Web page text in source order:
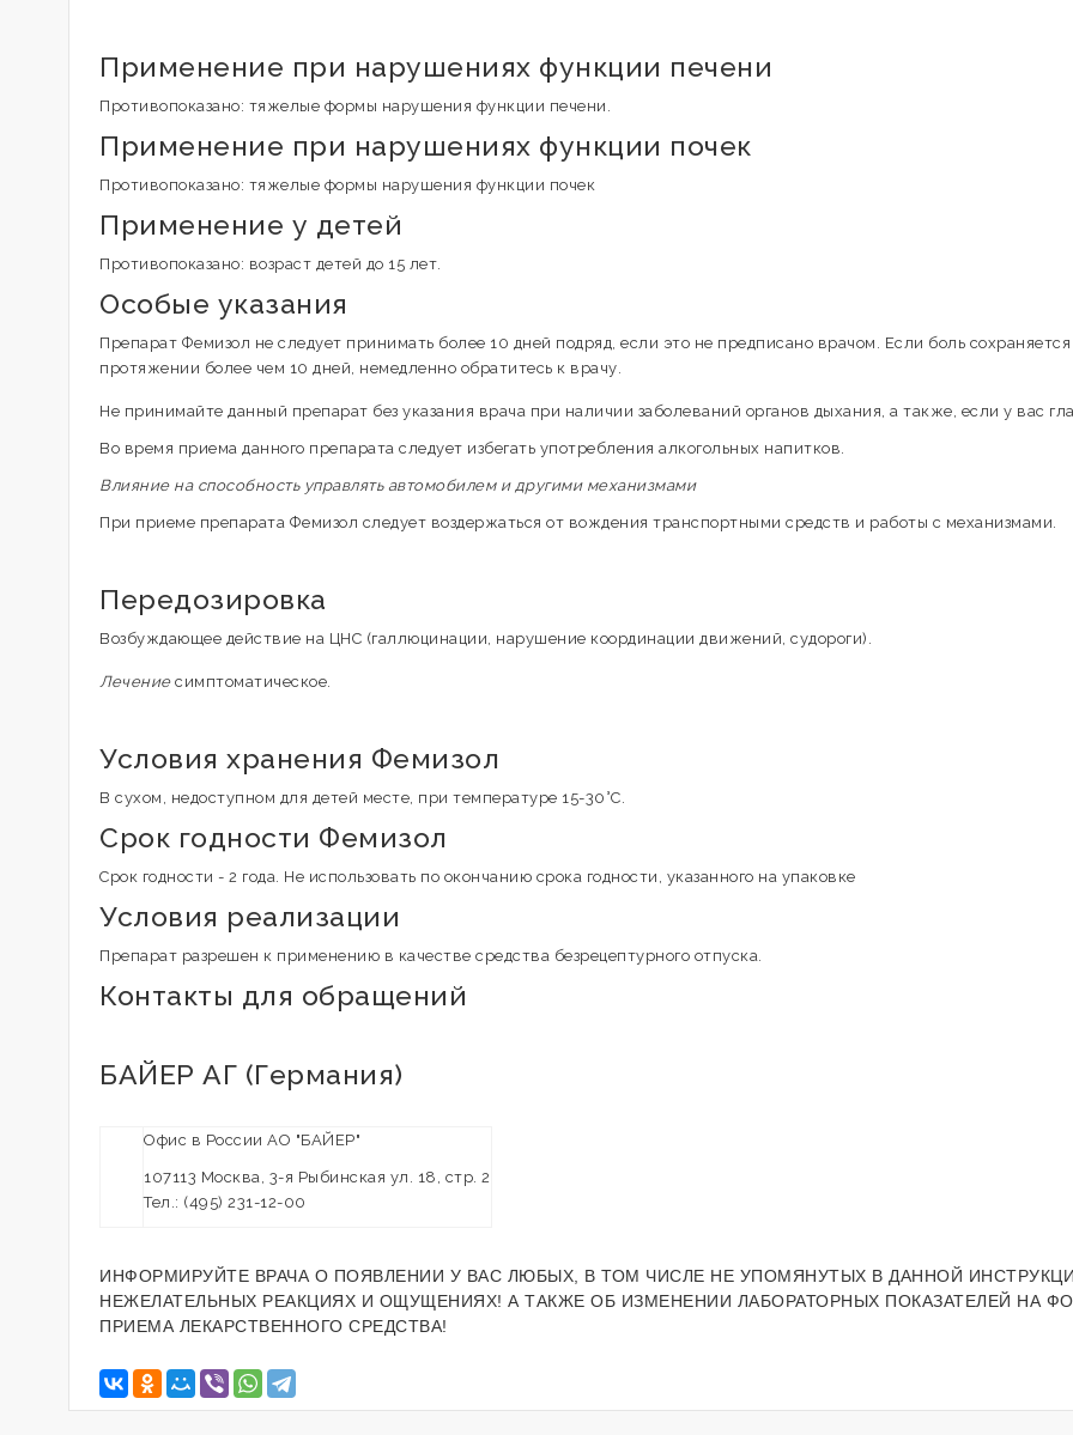
Применение при нарушениях функции печени
Противопоказано: тяжелые формы нарушения функции печени.
Применение при нарушениях функции почек
Противопоказано: тяжелые формы нарушения функции почек
Применение у детей
Противопоказано: возраст детей до 15 лет.
Особые указания
Препарат Фемизол не следует принимать более 10 дней подряд, если это не предписано врачом. Если боль
протяжении более чем 10 дней, немедленно обратитесь к врачу.
Не принимайте данный препарат без указания врача при наличии заболеваний органов дыхания, а также, если у вас
Во время приема данного препарата следует избегать употребления алкогольных напитков.
Влияние на способность управлять автомобилем и другими механизмами
При приеме препарата Фемизол следует воздержаться от вождения транспортными средств и работы с механизмами.
Передозировка
Возбуждающее действие на ЦНС (галлюцинации, нарушение координации движений, судороги).
Лечениесимптоматическое.
Условия хранения Фемизол
В сухом, недоступном для детей месте, при температуре 15-30°С.
Срок годности Фемизол
Срок годности - 2 года. Не использовать по окончанию срока годности, указанного на упаковке
Условия реализации
Препарат разрешен к применению в качестве средства безрецептурного отпуска.
Контакты для обращений
БАЙЕР АГ (Германия)
Офис в России АО "БАЙЕР"
107113 Москва, 3-я Рыбинская ул. 18, стр. 2
Тел.: (495) 231-12-00
ИНФОРМИРУЙТЕ ВРАЧА О ПОЯВЛЕНИИ У ВАС ЛЮБЫХ, В ТОМ ЧИСЛЕ НЕ УПОМЯНУТЫХ В ДАННОЙ
НЕЖЕЛАТЕЛЬНЫХ РЕАКЦИЯХ И ОЩУЩЕНИЯХ! А ТАКЖЕ ОБ ИЗМЕНЕНИИ ЛАБОРАТОРНЫХ ПОКАЗАТЕЛЕЙ НА
ПРИЕМА ЛЕКАРСТВЕННОГО СРЕДСТВА!